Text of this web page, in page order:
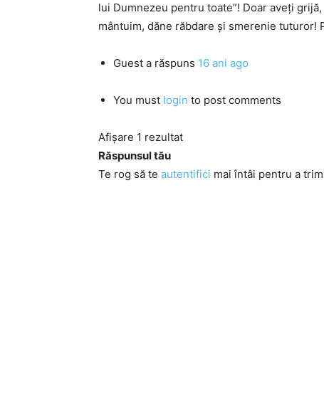
lui Dumnezeu pentru toate”! Doar aveţi
mântuim, dăne răbdare şi smerenie tuturor!
Guest a răspuns 16 ani ago
You must login to post comments
Afișare 1 rezultat
Răspunsul tău
Te rog să te autentifici mai întâi pentru a